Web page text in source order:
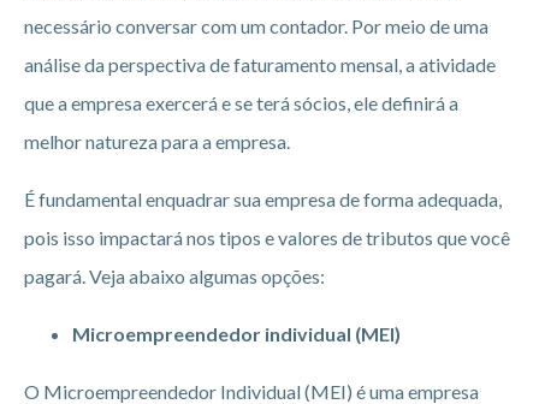
necessário conversar com um contador. Por meio de uma
análise da perspectiva de faturamento mensal, a atividade
que a empresa exercerá e se terá sócios, ele definirá a
melhor natureza para a empresa.
É fundamental enquadrar sua empresa de forma adequada,
pois isso impactará nos tipos e valores de tributos que você
pagará. Veja abaixo algumas opções:
Microempreendedor individual (MEI)
O Microempreendedor Individual (MEI) é uma empresa